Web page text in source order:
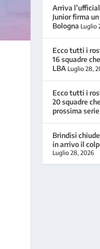
Arriva
Junior firma
Bologna Luglio
Ecco tutti i
16 squadre
LBA Luglio 28,
Ecco tutti i
20 squadre
prossima
Brindisi
in arrivo il
Luglio 28, 2026